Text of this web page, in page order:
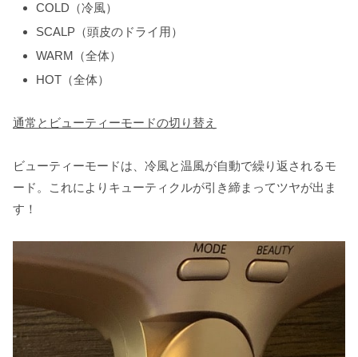
COLD（冷風）
SCALP（頭皮のドライ用）
WARM（全体）
HOT（全体）
通常とビューティーモードの切り替え
ビューティーモードは、冷風と温風が自動で繰り返されるモ
ード。これによりキューティクルが引き締まってツヤが出ま
す！